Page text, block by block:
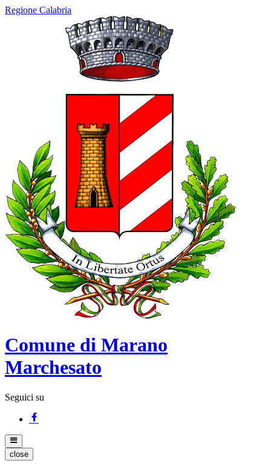
Regione Calabria
Comune di Marano
Marchesato
Seguici su
close